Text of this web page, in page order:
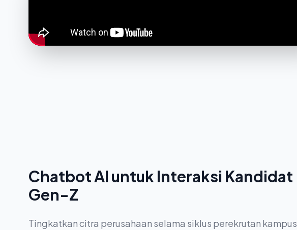
Chatbot AI untuk Interaksi Kandidat
Gen-Z
Tingkatkan citra perusahaan selama siklus perekrutan kampus